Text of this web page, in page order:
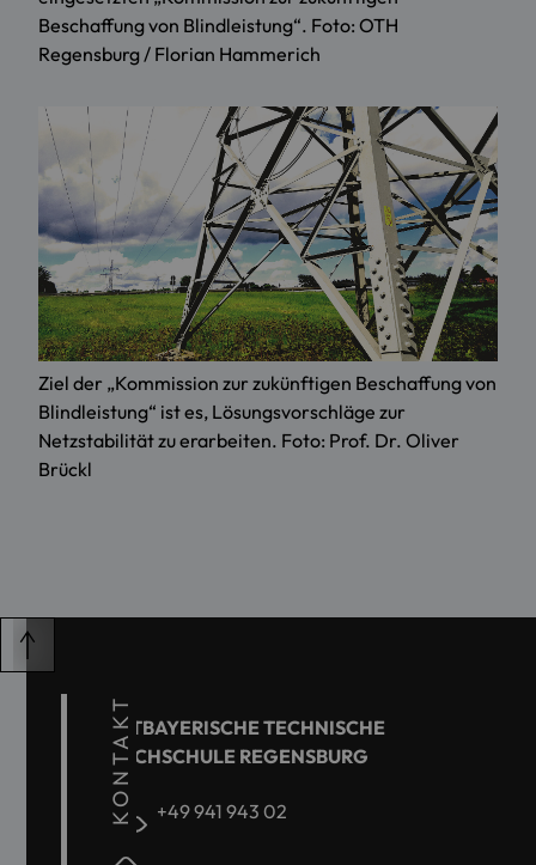
Beschaffung von Blindleistung“. Foto: OTH
Regensburg / Florian Hammerich
Ziel der „Kommission zur zukünftigen Beschaffung von
Blindleistung“ ist es, Lösungsvorschläge zur
Netzstabilität zu erarbeiten. Foto: Prof. Dr. Oliver
Brückl
KONTAKT
OSTBAYERISCHE TECHNISCHE
HOCHSCHULE REGENSBURG
+49 941 943 02